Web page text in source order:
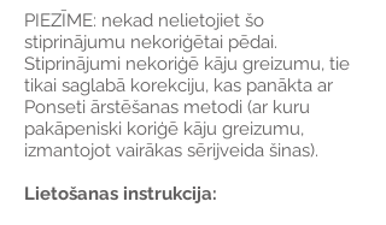
PIEZĪME: nekad nelietojiet šo
stiprinājumu nekoriģētai pēdai.
Stiprinājumi nekoriģē kāju greizumu, tie
tikai saglabā korekciju, kas panākta ar
Ponseti ārstēšanas metodi (ar kuru
pakāpeniski koriģē kāju greizumu,
izmantojot vairākas sērijveida šinas).
Lietošanas instrukcija: